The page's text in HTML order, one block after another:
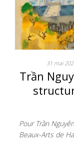
31 mai
Trần
Pour Trần
Beaux-Arts de